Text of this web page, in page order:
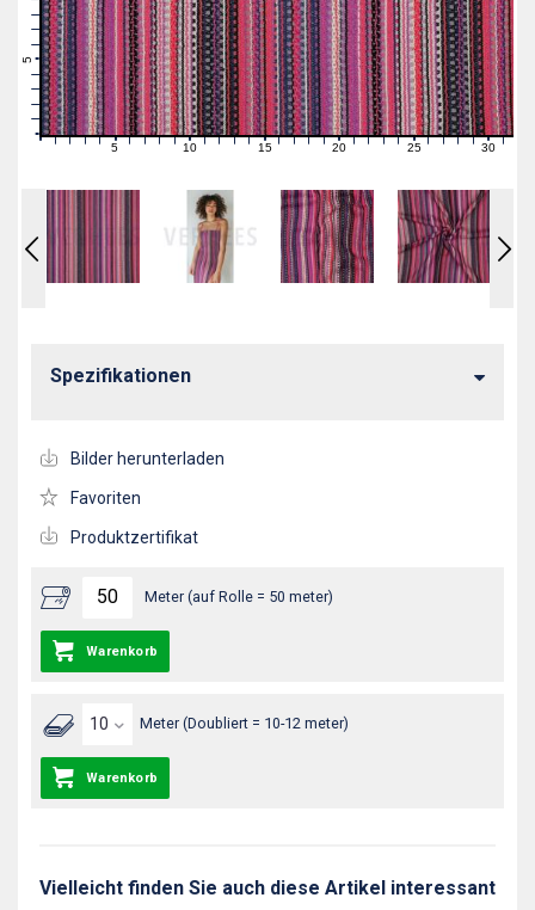
0
2
3
5
7
8
0 1 2 3 4 6 7 8910111213141516171819 2021222324252627282930 31
Meter (auf Rolle = 50 meter)
Warenkorb
Meter (Doubliert = 10-12 meter)
Warenkorb
Spezifikationen
Bilder herunterladen
Favoriten
Produktzertifikat
Vielleicht finden Sie auch diese Artikel interessant